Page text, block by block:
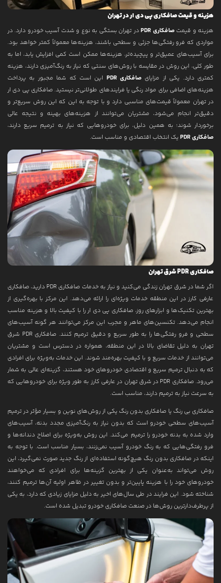
هزینه و قیمت صافکاری پی دی ار در تهران
هزینه و قیمتصافکاری PDR
در تهران بستگی به نوع و شدت آسیب خودرو دارد. در
مواردی که فرو رفتگی‌ها جزئی و سطحی باشند، هزینه‌ها معمولاً کمتر خواهد بود.
برای آسیب‌های عمیق‌تر و پیچیده‌تر، هزینه‌ها ممکن است کمی افزایش یابد، اما به
طور کلی، این روش در مقایسه با روش‌های سنتی که نیاز به رنگ‌آمیزی دارند، هزینه
کمتری دارد. یکی از مزایای صافکاری PDR
این است که شما مجبور به پرداخت
هزینه‌های اضافی برای مواد رنگی یا فرایندهای طولانی‌تر نیستید. صافکاری پی دی ار
در تهران معمولاً قیمت‌های مناسبی دارد و با توجه به این که این روش سریع‌تر و
دقیق‌تر انجام می‌شود، مشتریان می‌توانند از هزینه‌های بهینه و نتیجه عالی
برخوردار شوند؛ به همین دلیل، برای خودروهایی که نیاز به ترمیم سریع دارند،
صافکاری PDR
یک انتخاب اقتصادی و مناسب است.
صافکاری PDR شرق تهران
اگر شما در شرق تهران زندگی می‌کنید و نیاز به خدمات صافکاری PDR دارید، صافکاری
عارفی کارز در این منطقه خدمات ویژه‌ای را ارائه می‌دهد. این مرکز با بهره‌گیری از
بهترین تکنیک‌ها و ابزارهای روز، صافکاری پی دی ار را با کیفیت بالا و هزینه مناسب
انجام می‌دهد. تکنسین‌های ماهر و مجرب این مرکز می‌توانند هر گونه آسیب‌های
سطحی و فرو رفتگی‌ها را به طور سریع و دقیق ترمیم کنند. صافکاری PDR شرق
تهران به دلیل تقاضای بالا در این منطقه، همواره در دسترس است و مشتریان
می‌توانند از خدمات سریع و با کیفیت بهره‌مند شوند. این خدمات به‌ویژه برای افرادی
که به دنبال ترمیم سریع و اقتصادی خودروهای خود هستند، گزینه‌ای عالی به شمار
می‌رود. صافکاری PDR در شرق تهران در عارفی کارز به طور ویژه برای خودروهایی که
به سرعت نیاز به ترمیم دارند، مناسب است.
صافکاری بی رنگ یا صافکاری بدون رنگ یکی از روش‌های نوین و بسیار مؤثر در ترمیم
آسیب‌های سطحی خودرو است که بدون نیاز به رنگ‌آمیزی مجدد بدنه، آسیب‌های
وارد شده به بدنه خودرو را ترمیم می‌کند. این روش به‌ویژه برای اصلاح دندانه‌ها و
فرو رفتگی‌هایی که به رنگ خودرو آسیب نمی‌زنند، بسیار مناسب است. با توجه به
اینکه در صافکاری بدون رنگ هیچ‌گونه استفاده‌ای از رنگ جدید صورت نمی‌گیرد، این
روش می‌تواند به‌عنوان یکی از بهترین گزینه‌ها برای افرادی که می‌خواهند
خودروهای خود را با هزینه پایین‌تر و بدون تغییر در ظاهر اولیه آن‌ها ترمیم کنند،
شناخته شود. این فرایند در طی سال‌های اخیر به دلیل مزایای زیادی که دارد، به یکی
از پرطرف‌دارترین روش‌ها در صنعت صافکاری خودرو تبدیل شده است.